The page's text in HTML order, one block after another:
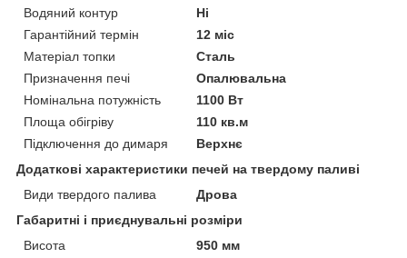
Водяний контур
Ні
Гарантійний термін
12 міс
Матеріал топки
Сталь
Призначення печі
Опалювальна
Номінальна потужність
1100 Вт
Площа обігріву
110 кв.м
Підключення до димаря
Верхнє
Додаткові характеристики печей на твердому паливі
Види твердого палива
Дрова
Габаритні і приєднувальні розміри
Висота
950 мм